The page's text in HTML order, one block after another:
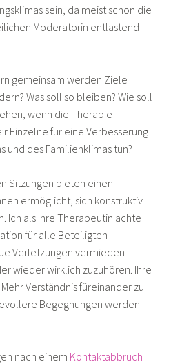
sein, da meist schon die
Moderatorin entlastend
gemeinsam werden Ziele
Was soll so bleiben? Wie soll
wenn die Therapie
Einzelne für eine Verbesserung
und des Familienklimas tun?
Sitzungen bieten einen
ermöglicht, sich konstruktiv
Ich als Ihre Therapeutin achte
für alle Beteiligten
Verletzungen vermieden
wieder wirklich zuzuhören. Ihre
Verständnis füreinander zu
Begegnungen werden
nach einem Kontaktabbruch